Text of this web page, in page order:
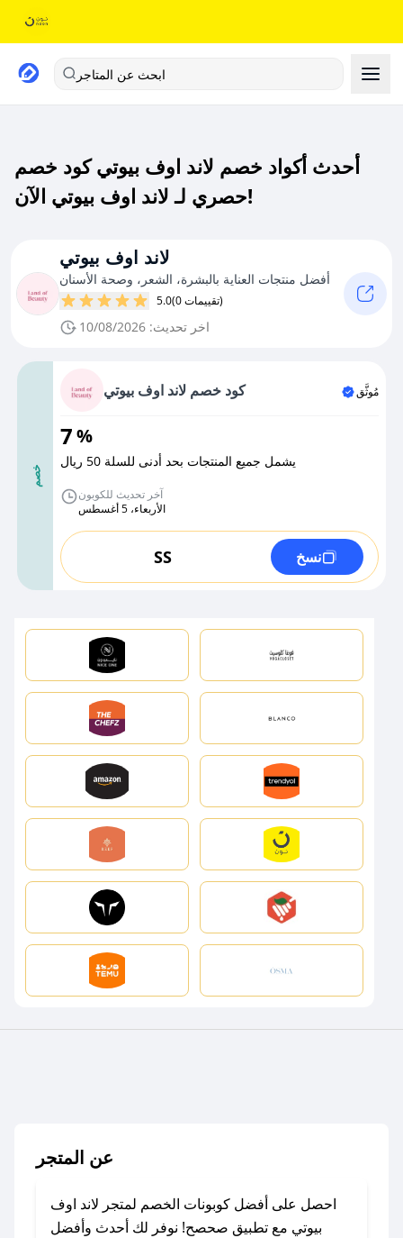
ابحث عن المتاجر
أحدث أكواد خصم لاند اوف بيوتي كود خصم
حصري لـ لاند اوف بيوتي الآن!
لاند اوف بيوتي
أفضل منتجات العناية بالبشرة، الشعر، وصحة الأسنان
5.0 (0 تقييمات)
اخر تحديث: 10/08/2026
خصم
كود خصم لاند اوف بيوتي مُوثَّق
7%
يشمل جميع المنتجات بحد أدنى للسلة 50 ريال
آخر تحديث للكوبون
الأربعاء، 5 أغسطس
SS نسخ
عن المتجر
احصل على أفضل كوبونات الخصم لمتجر لاند اوف
بيوتي مع تطبيق صحصح! نوفر لك أحدث وأفضل